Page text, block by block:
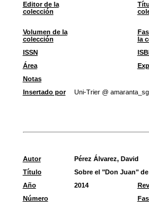
Editor de la
colección
Volumen de la
colección
la
ISSN
Área
Notas
Insertado por
Uni-Trier @
Autor
Pérez Álvarez, David
Título
Sobre el "Don Juan"
Año
2014
Número